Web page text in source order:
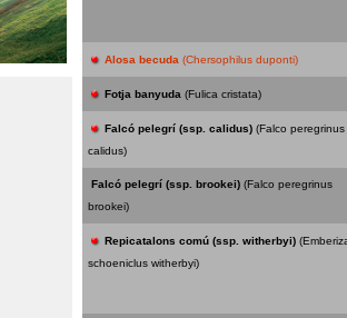
Alosa becuda (Chersophilus duponti)
Fotja banyuda (Fulica cristata)
Falcó pelegrí (ssp. calidus) (Falco peregrinus
calidus)
Falcó pelegrí (ssp. brookei) (Falco peregrinus
brookei)
Repicatalons comú (ssp. witherbyi)
schoeniclus witherbyi)